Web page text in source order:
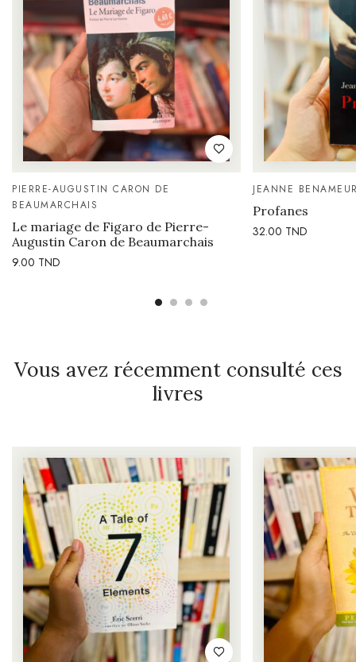
PIERRE-AUGUSTIN CARON DE
BEAUMARCHAIS
Le mariage de Figaro de Pierre-
Augustin Caron de Beaumarchais
9.00 TND
JEANNE
Profanes
32.00 TND
Vous avez récemment consulté ces
livres